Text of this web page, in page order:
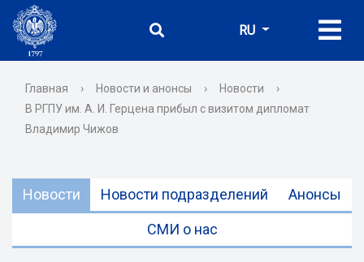
RU
Главная › Новости и анонсы › Новости
›
В РГПУ им. А. И. Герцена прибыл с визитом дипломат
Владимир Чижов
Новости Новости подразделений Анонсы
СМИ о нас